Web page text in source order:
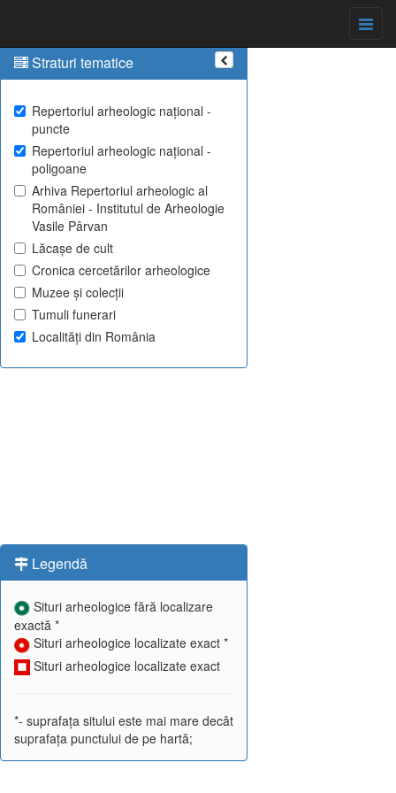
Straturi tematice
Repertoriul arheologic național -
puncte
Repertoriul arheologic național -
poligoane
Arhiva Repertoriul arheologic al
României - Institutul de Arheologie
Vasile Pârvan
Lăcașe de cult
Cronica cercetărilor arheologice
Muzee și colecții
Tumuli funerari
Localități din România
Legendă
Situri arheologice fără localizare
exactă *
Situri arheologice localizate exact *
Situri arheologice localizate exact
*- suprafața sitului este mai mare decât
suprafața punctului de pe hartă;